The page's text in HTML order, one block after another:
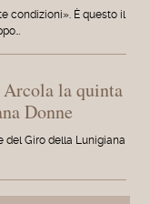
condizioni». È questo il
la quinta
Donne
del Giro della Lunigiana